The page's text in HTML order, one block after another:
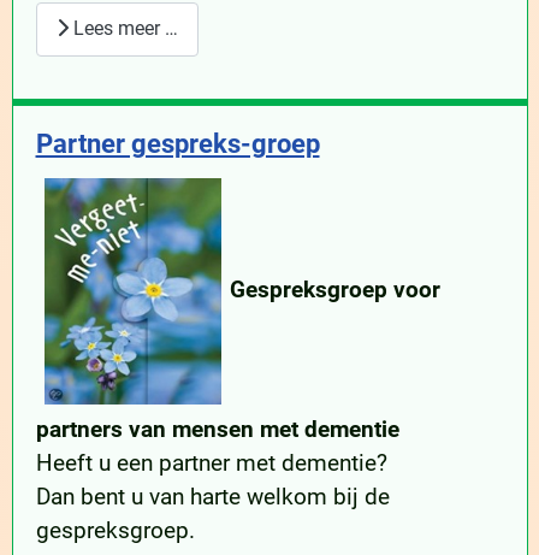
Lees meer …
Partner gespreks-groep
Gespreksgroep voor
partners van mensen met dementie
Heeft u een partner met dementie?
Dan bent u van harte welkom bij de
gespreksgroep.